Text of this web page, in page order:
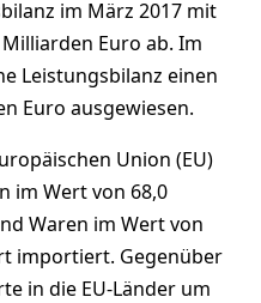
im März 2017 mit
Euro ab. Im
Leistungsbilanz einen
Euro ausgewiesen.
Union (EU)
im Wert von 68,0
Waren im Wert von
importiert. Gegenüber
in die EU-Länder um